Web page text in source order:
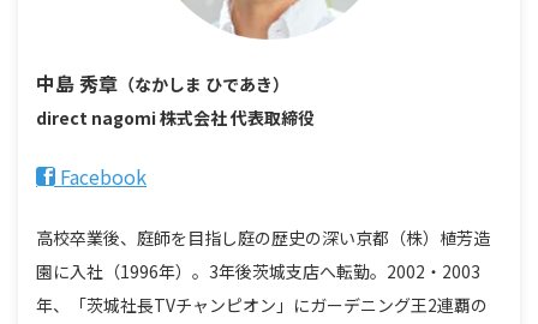
中島 秀章 （なかしま ひであき）
direct nagomi 株式会社代表取締役
Facebook
高校卒業後、庭師を目指し庭の歴史の深い京都（株）植芳造
園に入社（1996年）。3年後茨城支店へ転勤。2002・2003
年、「茨城社長TVチャンピオン」にガーデニング王2連覇の